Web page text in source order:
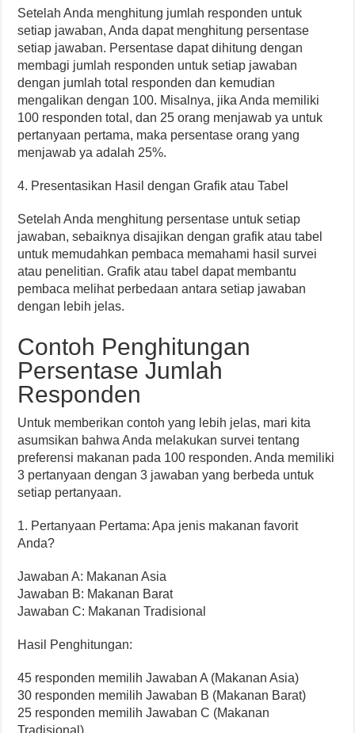
Setelah Anda menghitung jumlah responden untuk
setiap jawaban, Anda dapat menghitung persentase
setiap jawaban. Persentase dapat dihitung dengan
membagi jumlah responden untuk setiap jawaban
dengan jumlah total responden dan kemudian
mengalikan dengan 100. Misalnya, jika Anda memiliki
100 responden total, dan 25 orang menjawab ya untuk
pertanyaan pertama, maka persentase orang yang
menjawab ya adalah 25%.
4. Presentasikan Hasil dengan Grafik atau Tabel
Setelah Anda menghitung persentase untuk setiap
jawaban, sebaiknya disajikan dengan grafik atau tabel
untuk memudahkan pembaca memahami hasil survei
atau penelitian. Grafik atau tabel dapat membantu
pembaca melihat perbedaan antara setiap jawaban
dengan lebih jelas.
Contoh Penghitungan
Persentase Jumlah
Responden
Untuk memberikan contoh yang lebih jelas, mari kita
asumsikan bahwa Anda melakukan survei tentang
preferensi makanan pada 100 responden. Anda memiliki
3 pertanyaan dengan 3 jawaban yang berbeda untuk
setiap pertanyaan.
1. Pertanyaan Pertama: Apa jenis makanan favorit
Anda?
Jawaban A: Makanan Asia
Jawaban B: Makanan Barat
Jawaban C: Makanan Tradisional
Hasil Penghitungan:
45 responden memilih Jawaban A (Makanan Asia)
30 responden memilih Jawaban B (Makanan Barat)
25 responden memilih Jawaban C (Makanan
Tradisional)